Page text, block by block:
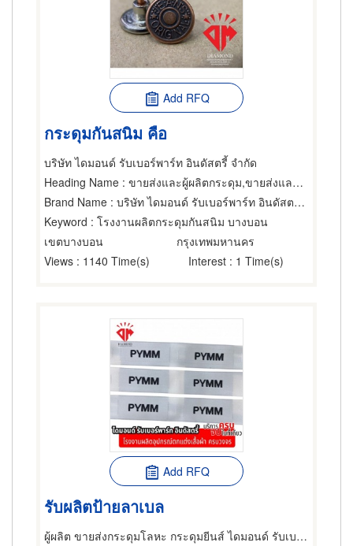
Add RFQ
กระดุมกันสนิม คือ
บริษัท ไดมอนด์ รับเบอร์พาร์ท อินดัสตรี้ จำกัด
Heading Name : ขายส่งและผู้ผลิตกระดุม,ขายส่งและผู้ผลิตกระดุม,เครื่องปั๊มกระดุม
Brand Name : บริษัท ไดมอนด์ รับเบอร์พาร์ท อินดัสตรี้ จำกัด
Keyword : โรงงานผลิตกระดุมกันสนิม บางบอน
เขตบางบอน
กรุงเทพมหานคร
Views : 1140 Time(s) Interest : 1 Time(s)
Add RFQ
รับผลิตป้ายลาเบล
ผู้ผลิต ขายส่งกระดุมโลหะ กระดุมยีนส์ ไดมอนด์ รับเบอร์พาร์ท อินดัสตรี้